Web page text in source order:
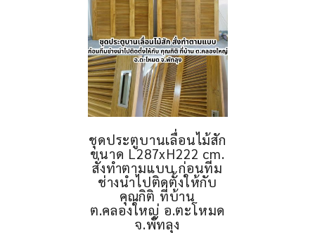
ชุดประตูบานเลื่อนไม้สัก
ขนาด L287xH222 cm.
สั่งทำตามแบบ ก่อนทีม
ช่างนำไปติดตั้งให้กับ
คุณกิติ ที่บ้าน
ต.คลองใหญ่ อ.ตะโหมด
จ.พัทลุง